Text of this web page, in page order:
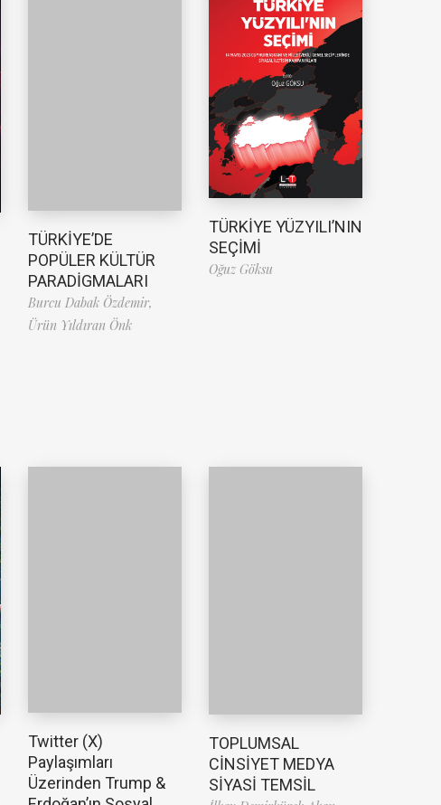
TÜRKİYE’DE
POPÜLER KÜLTÜR
PARADİGMALARI
Burcu Dabak Özdemir,
Ürün Yıldıran Önk
TÜRKİYE YÜZYILI’NIN
SEÇİMİ
Oğuz Göksu
Twitter (X)
Paylaşımları
Üzerinden Trump &
TOPLUMSAL
CİNSİYET MEDYA
SİYASİ TEMSİL